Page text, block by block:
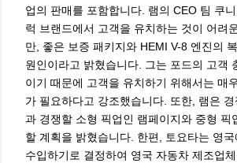
업의 판매를 포함합니다. 램의 CEO 팀 쿠
럭 브랜드에서 고객을 유치하는 것이 어려
만, 좋은 보증 패키지와 HEMI V-8 엔진의
원인이라고 밝혔습니다. 그는 포드의 고객
이기 때문에 고객을 유치하기 위해서는 매
가 필요하다고 강조했습니다. 또한, 램은
과 경쟁할 소형 픽업인 램페이지와 중형 픽
할 계획을 밝혔습니다. 한편, 토요타는 영
수입하기로 결정하여 영국 자동차 제조업